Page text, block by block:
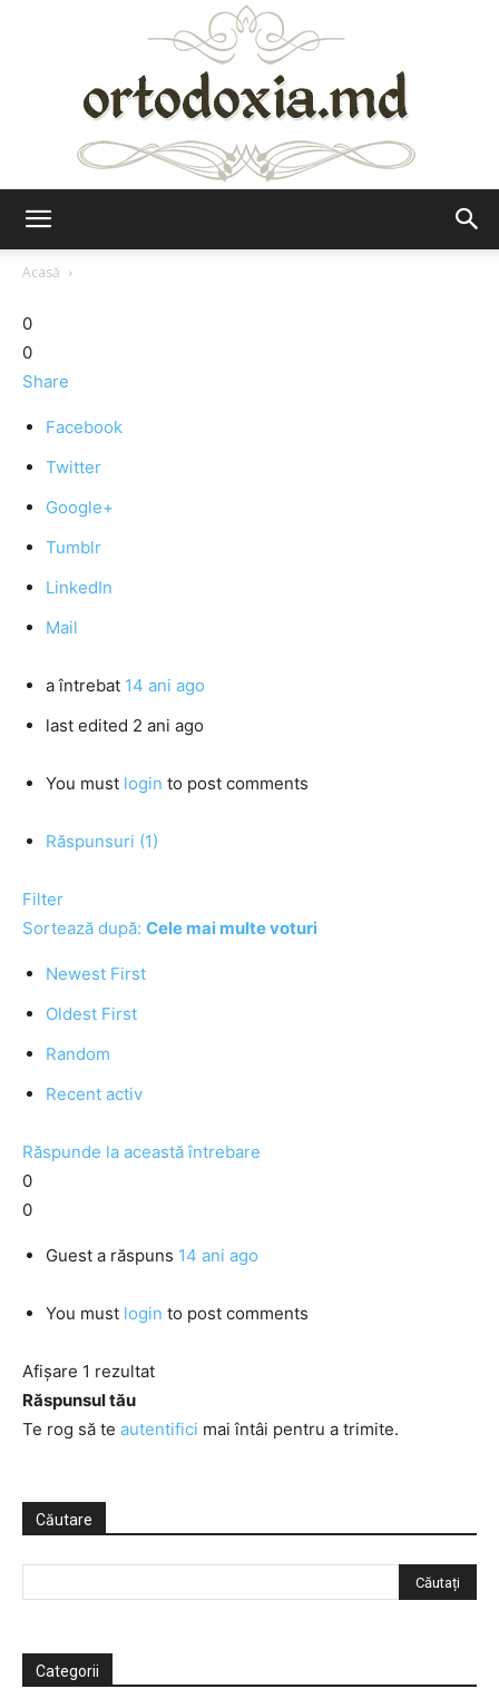
Acasă
0
0
Share
Facebook
Twitter
Google+
Tumblr
LinkedIn
Mail
a întrebat 14 ani ago
last edited 2 ani ago
You must login to post comments
Răspunsuri (1)
Filter
Sortează după: Cele mai multe voturi
Newest First
Oldest First
Random
Recent activ
Răspunde la această întrebare
0
0
Guest a răspuns 14 ani ago
You must login to post comments
Afișare 1 rezultat
Răspunsul tău
Te rog să te autentifici mai întâi pentru a trimite.
Căutare
Categorii